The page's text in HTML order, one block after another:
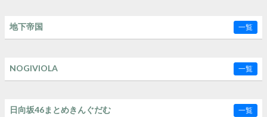
地下帝国 一覧
NOGIVIOLA 一覧
日向坂46まとめきんぐだむ 一覧